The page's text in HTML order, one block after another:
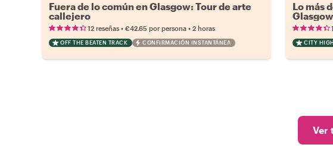
Fuera de lo común en Glasgow: Tour de arte
callejero
12 reseñas • €42.65 por persona • 2 horas
OFF THE BEATEN TRACK CONFIRMACIÓN INSTANTÁNEA
Lo más
Glasgow
CITY
Ver